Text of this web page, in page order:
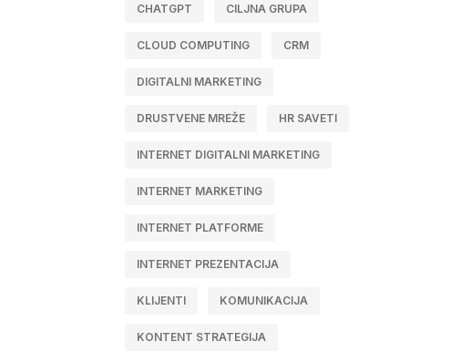
CHATGPT CILJNA GRUPA
CLOUD COMPUTING CRM
DIGITALNI MARKETING
DRUSTVENE MREŽE HR SAVETI
INTERNET DIGITALNI MARKETING
INTERNET MARKETING
INTERNET PLATFORME
INTERNET PREZENTACIJA
KLIJENTI KOMUNIKACIJA
KONTENT STRATEGIJA